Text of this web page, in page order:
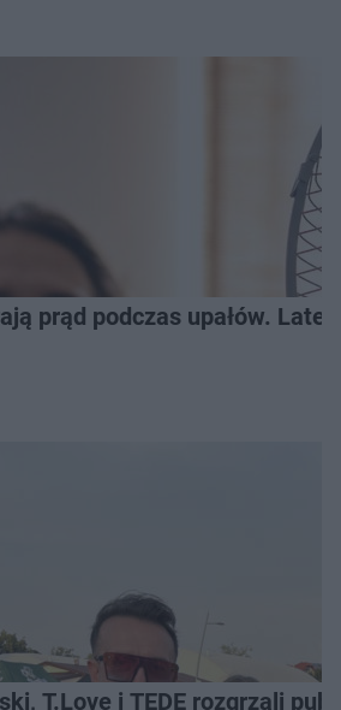
prąd podczas upałów.
T.Love i TEDE rozgrzali